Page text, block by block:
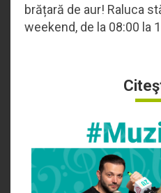
brățară de aur! Raluca
weekend, de la 08:00 la